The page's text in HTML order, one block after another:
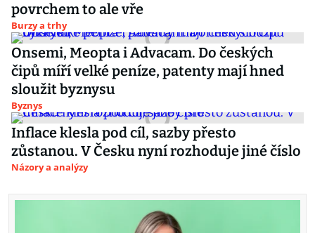
povrchem to ale vře
Burzy a trhy
Onsemi, Meopta i Advacam. Do českých
čipů míří velké peníze, patenty mají hned
sloužit byznysu
Byznys
Inflace klesla pod cíl, sazby přesto
zůstanou. V Česku nyní rozhoduje jiné číslo
Názory a analýzy